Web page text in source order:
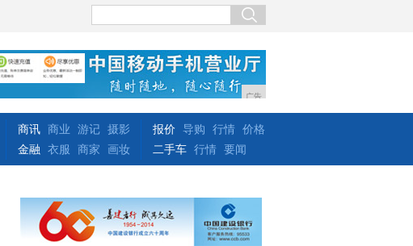
广告
商讯 商业 游记 摄影
金融
衣服 商家 画妆
报价 导购 行情 价格
二手车 行情 要闻